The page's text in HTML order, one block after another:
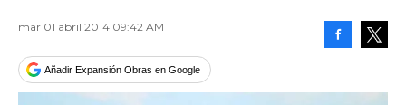
mar 01 abril 2014 09:42 AM
Añadir Expansión Obras en Google